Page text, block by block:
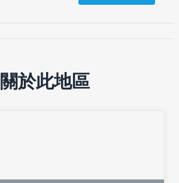
關於此地區